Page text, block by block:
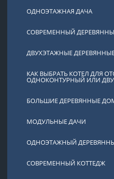
ОДНОЭТАЖНАЯ ДАЧА
СОВРЕМЕННЫЙ
ДВУХЭТАЖНЫЕ
КАК ВЫБРАТЬ КОТЕЛ ДЛЯ
ОДНОКОНТУРНЫЙ ИЛИ
БОЛЬШИЕ ДЕРЕВЯННЫЕ
МОДУЛЬНЫЕ ДАЧИ
ОДНОЭТАЖНЫЙ
СОВРЕМЕННЫЙ КОТТЕДЖ